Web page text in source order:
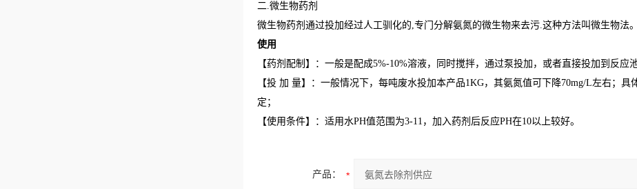
二.微生物药剂
微生物药剂通过投加经过人工驯化的,专门分解氨氮的微生物来去污.这种方法叫微生物法。
使用
【药剂配制】：一般是配成5%-10%溶液，同时搅拌，通过泵投加，或者直接投加到反应
【投 加 量】：一般情况下，每吨废水投加本产品1KG，其氨氮值可下降70mg/L左右；
定；
【使用条件】：适用水PH值范围为3-11，加入药剂后反应PH在10以上较好。
产品：